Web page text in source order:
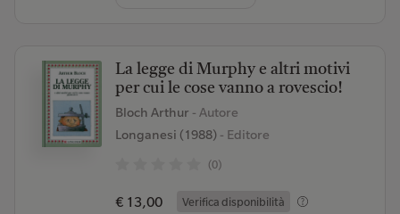
La legge di Murphy e altri motivi
per cui le cose vanno a rovescio!
Bloch Arthur - Autore
Longanesi (1988)- Editore
(0)
€ 13,00 Verifica disponibilità